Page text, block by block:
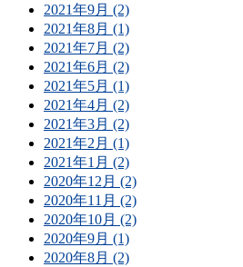
2021年9月 (2)
2021年8月 (1)
2021年7月 (2)
2021年6月 (2)
2021年5月 (1)
2021年4月 (2)
2021年3月 (2)
2021年2月 (1)
2021年1月 (2)
2020年12月 (2)
2020年11月 (2)
2020年10月 (2)
2020年9月 (1)
2020年8月 (2)